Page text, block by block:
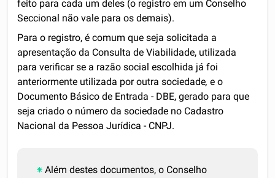
feito para cada um deles (o registro em um Conselho
Seccional não vale para os demais).
Para o registro, é comum que seja solicitada a
apresentação da Consulta de Viabilidade, utilizada
para verificarse a razão social escolhida já foi
anteriormente utilizada por outra sociedade,e o
Documento Básico de Entrada - DBE, gerado para que
seja criado o número da sociedade no Cadastro
Nacional da Pessoa Jurídica - CNPJ.
Além destes documentos, o Conselho